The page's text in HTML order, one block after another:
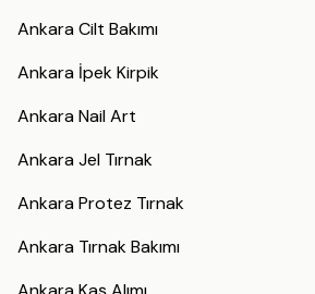
Ankara Cilt Bakımı
Ankara İpek Kirpik
Ankara Nail Art
Ankara Jel Tırnak
Ankara Protez Tırnak
Ankara Tırnak Bakımı